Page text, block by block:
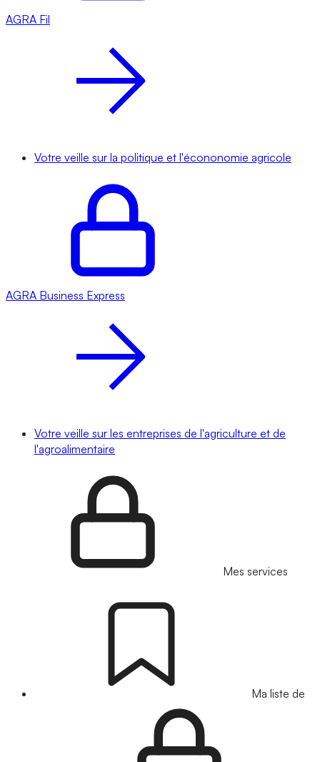
AGRA Fil
Votre veille sur la politique et l'écononomie agricole
AGRA Business Express
Votre veille sur les entreprises de l'agriculture et de
l'agroalimentaire
Mes services
Ma liste de